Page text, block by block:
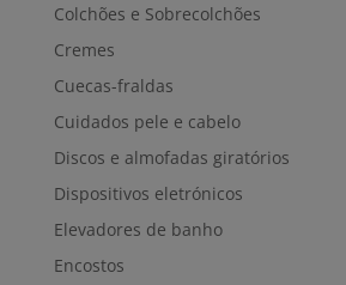
Colchões e Sobrecolchões
Cremes
Cuecas-fraldas
Cuidados pele e cabelo
Discos e almofadas giratórios
Dispositivos eletrónicos
Elevadores de banho
Encostos